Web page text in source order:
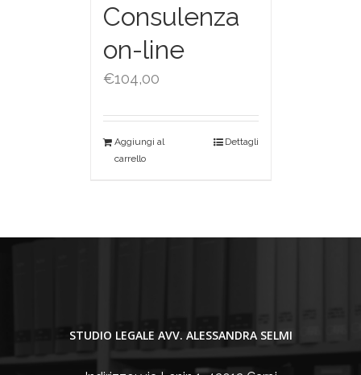
Consulenza
on-line
€104,00
Aggiungi al
carrello
Dettagli
STUDIO LEGALE AVV. ALESSANDRA SELMI